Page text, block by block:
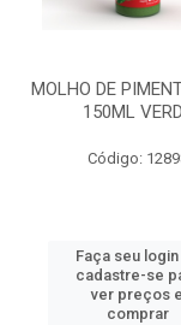
MOLHO DE
150ML
Código:
Faça seu login
cadastre-se
ver preços e
comprar